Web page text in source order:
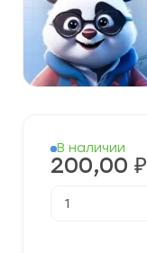
В наличии
200,00 ₽
товара